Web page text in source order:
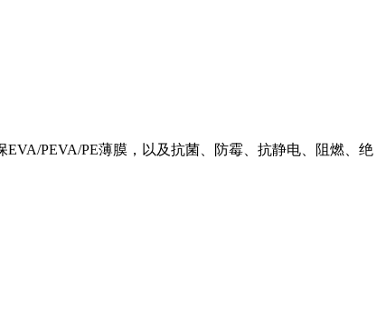
PEVA/PE薄膜，以及抗菌、防霉、抗静电、阻燃、绝